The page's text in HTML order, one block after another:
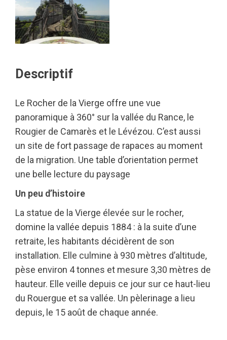
Descriptif
Le Rocher de la Vierge offre une vue
panoramique à 360° sur la vallée du Rance, le
Rougier de Camarès et le Lévézou. C’est aussi
un site de fort passage de rapaces au moment
de la migration. Une table d’orientation permet
une belle lecture du paysage
Un peu d’histoire
La statue de la Vierge élevée sur le rocher,
domine la vallée depuis 1884 : à la suite d’une
retraite, les habitants décidèrent de son
installation. Elle culmine à 930 mètres d’altitude,
pèse environ 4 tonnes et mesure 3,30 mètres de
hauteur. Elle veille depuis ce jour sur ce haut-lieu
du Rouergue et sa vallée. Un pèlerinage a lieu
depuis, le 15 août de chaque année.